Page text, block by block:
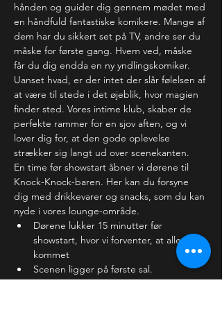
hånden og guider dig gennem mødet med
en håndfuld fantastiske komikere. Mange af
dem har du sikkert set på TV, andre ser du
måske for første gang. Hvem ved, måske
får du dig endda en ny yndlingskomiker.
Uanset hvad, er der intet der slår følelsen af
at være til stede i det øjeblik, hvor magien
finder sted. Vores intime klub, skaber de
perfekte rammer for en sjov aften, og vi
lover dig for, at den gode oplevelse
strækker sig langt ud over scenekanten.
En time før showstart åbner vi dørene til
Knock-Knock-baren. Her kan du forsyne
dig med drikkevarer og snacks, som du kan
nyde i vores lounge-område.
Dørene lukker 15 minutter før
showstart, hvor vi forventer, at alle er
kommet
Scenen ligger på første sal.
Baren holder lukket, mens showet